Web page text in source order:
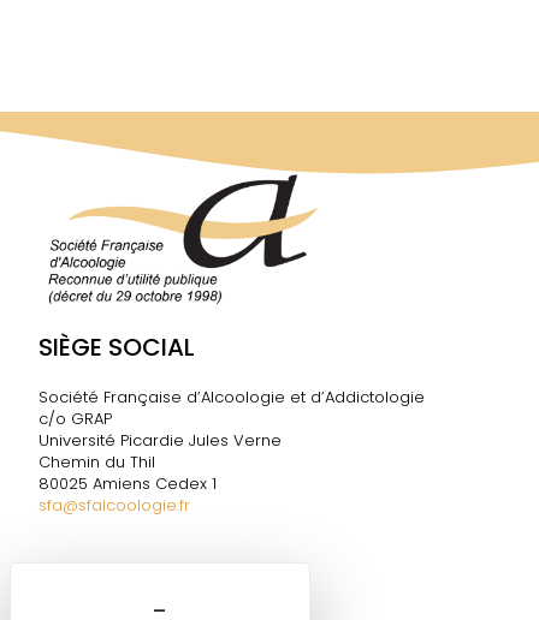
SIÈGE SOCIAL
Société Française d’Alcoologie et d’Addictologie
c/o GRAP
Université Picardie Jules Verne
Chemin du Thil
80025 Amiens Cedex 1
sfa@sfalcoologie.fr